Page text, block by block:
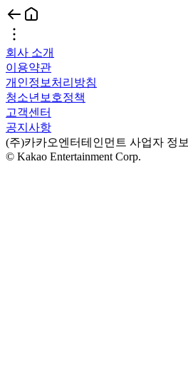
회사 소개
이용약관
개인정보처리방침
청소년보호정책
고객센터
공지사항
(주)카카오엔터테인먼트 사업자 정보
© Kakao Entertainment Corp.